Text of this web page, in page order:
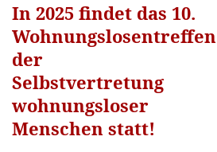
In 2025 findet das 10.
Wohnungslosentreffen
der
Selbstvertretung
wohnungsloser
Menschen statt!